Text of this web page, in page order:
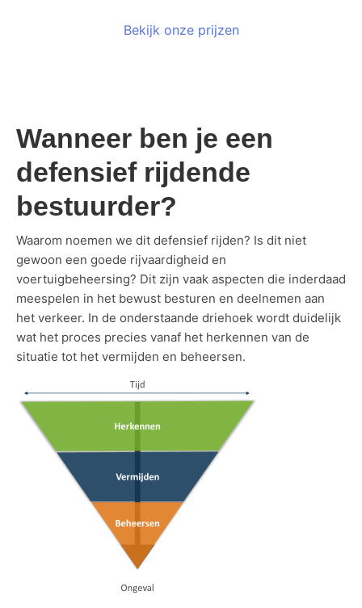
Bekijk onze prijzen
Wanneer ben je een
defensief rijdende
bestuurder?
Waarom noemen we dit defensief rijden? Is dit niet
gewoon een goede rijvaardigheid en
voertuigbeheersing? Dit zijn vaak aspecten die inderdaad
meespelen in het bewust besturen en deelnemen aan
het verkeer. In de onderstaande driehoek wordt duidelijk
wat het proces precies vanaf het herkennen van de
situatie tot het vermijden en beheersen.